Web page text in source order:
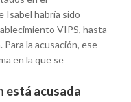
Isabel habría sido
VIPS, hasta
Para la acusación, ese
en la que se
está acusada